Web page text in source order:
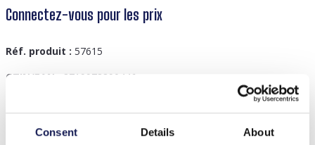
Consent Details About
Connectez-vous pour les prix
Réf. produit : 57615
GTIN/EAN :
8719978890446
Description